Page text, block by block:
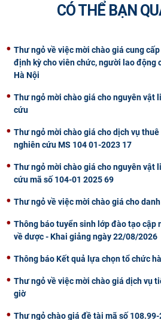
CỰU NGƯỜI HỌC
CÓ THỂ BẠN
Thư ngỏ về việc mời chào giá cung
định kỳ cho viên chức, người lao động
Hà Nội
Thư ngỏ mời chào giá cho nguyên vật
cứu
Thư ngỏ mời chào giá cho dịch vụ
nghiên cứu MS 104 01-2023 17
Thư ngỏ mời chào giá cho nguyên vật
cứu mã số 104-01 2025 69
Thư ngỏ về việc mời chào giá cho
Thông báo tuyển sinh lớp đào tạo cập
về dược - Khai giảng ngày 22/08/2026
Thông báo Kết quả lựa chọn tổ chức
Thư ngỏ về việc mời chào giá dịch vụ
giờ
Thư ngỏ chào giá đề tài mã số 108.99-